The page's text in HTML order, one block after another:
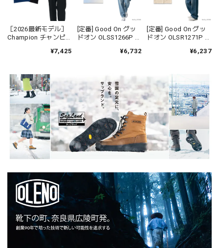
［2026最新モデル］
Champion チャンピオ
ウィーブ ショートス
¥7,425
[定番] Good On グッ
ドオン OLSS1266P フ
S/S Tシャツ 半袖
ックス 日本製
¥6,732
[定番] Good On グッ
ドオン OLSR1271P ス
ー Tシャツ RINGER 半
セックス 日本製
¥6,237